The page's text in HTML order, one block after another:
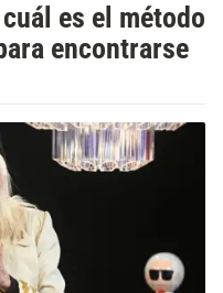
es el método
encontrarse